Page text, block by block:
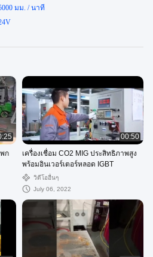
มม. / นาที
ก
00:50
เครื่องเชื่อม CO2 MIG ประสิทธิภาพสูง
พร้อมอินเวอร์เตอร์หลอด IGBT
วิดีโออื่นๆ
July 06, 2022